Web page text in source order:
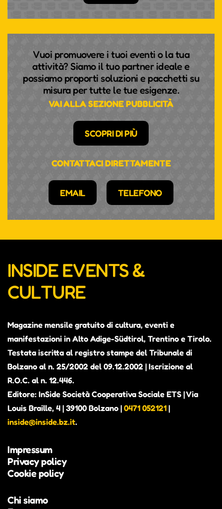
Vuoi promuovere i tuoi eventi o la tua
attività? Siamo il tuo partner ideale e
possiamo proporti soluzioni e pacchetti su
misura per tutte le tue esigenze.
VAI ALLA SEZIONE PUBBLICITÀ
SCOPRI DI PIÙ
CONTATTACI DIRETTAMENTE
EMAIL TELEFONO
INSIDE EVENTS &
CULTURE
Magazine mensile gratuito di cultura, eventi e
manifestazioni in Alto Adige-Südtirol, Trentino e Tirolo.
Testata iscritta al registro stampe del Tribunale di
Bolzano al n. 25/2002 del 09.12.2002 | Iscrizione al
R.O.C. al n. 12.446.
Editore: InSide Società Cooperativa Sociale ETS | Via
Louis Braille, 4 | 39100 Bolzano | 0471 052121 |
inside@inside.bz.it.
Impressum
Privacy policy
Cookie policy
Chi siamo